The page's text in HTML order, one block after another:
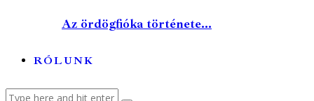
Az ördögfióka története...
RÓLUNK